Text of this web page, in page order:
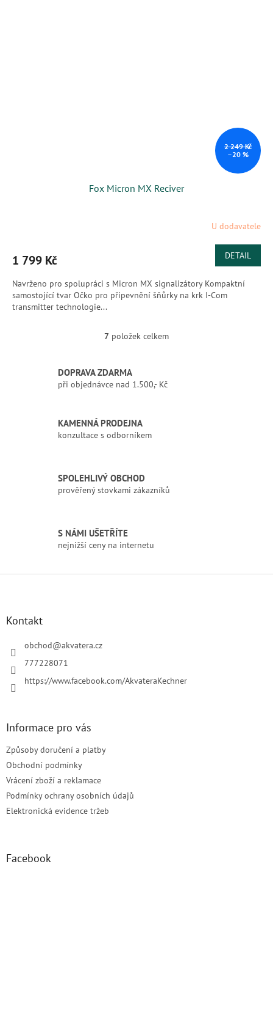
2 249 Kč
–20 %
Fox Micron MX Reciver
U dodavatele
1 799 Kč DETAIL
Navrženo pro spolupráci s Micron MX signalizátory Kompaktní
samostojící tvar Očko pro připevnění šňůrky na krk I-Com
transmitter technologie...
O
d
í
p
y
v
u
7 položek celkem
DOPRAVA ZDARMA
při objednávce nad 1.500,- Kč
KAMENNÁ PRODEJNA
konzultace s odborníkem
SPOLEHLIVÝ OBCHOD
prověřený stovkami zákazníků
S NÁMI UŠETŘÍTE
nejnižší ceny na internetu
Kontakt
obchod@akvatera.cz
777228071
https://www.facebook.com/AkvateraKechner
Informace pro vás
Způsoby doručení a platby
Obchodní podmínky
Vrácení zboží a reklamace
Podmínky ochrany osobních údajů
Elektronická evidence tržeb
Facebook